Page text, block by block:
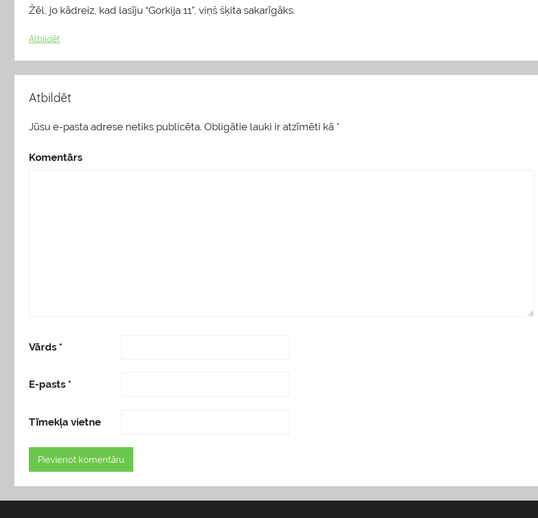
Žēl, jo kādreiz, kad lasīju “Gorkija 11”, viņš šķita sakarīgāks.
Atbildēt
Atbildēt
Jūsu e-pasta adrese netiks publicēta. Obligātie lauki ir atzīmēti kā *
Komentārs
Vārds *
E-pasts *
Tīmekļa vietne